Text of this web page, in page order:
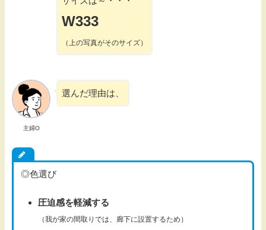
W333
（上の写真がそのサイズ）
主婦O
選んだ理由は、
◎色選び
圧迫感を軽減する
（我が家の間取りでは、廊下に設置するため）